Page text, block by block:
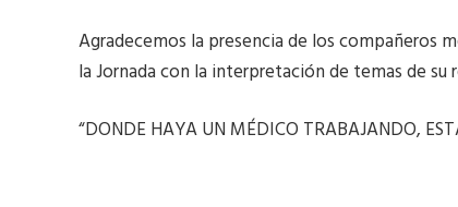
Agradecemos la presencia de los compañeros
la Jornada con la interpretación de temas de su
“DONDE HAYA UN MÉDICO TRABAJANDO,